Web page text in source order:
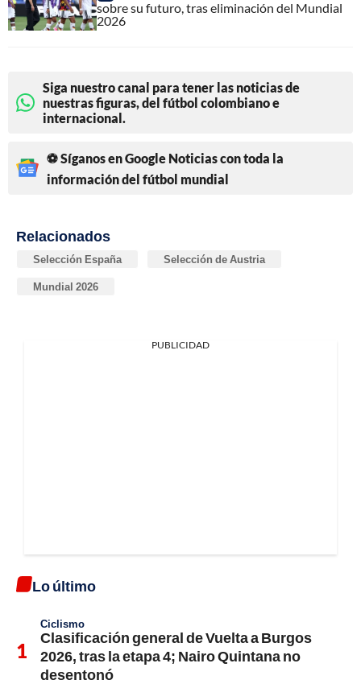
sobre su futuro, tras eliminación del Mundial
2026
Siga nuestro canal para tener las noticias de
nuestras figuras, del fútbol colombiano e
internacional.
⚽ Síganos en Google Noticias con toda la
información del fútbol mundial
Relacionados
Selección España Selección de Austria
Mundial 2026
PUBLICIDAD
Lo último
Ciclismo
Clasificación general de Vuelta a Burgos
2026, tras la etapa 4; Nairo Quintana no
desentonó